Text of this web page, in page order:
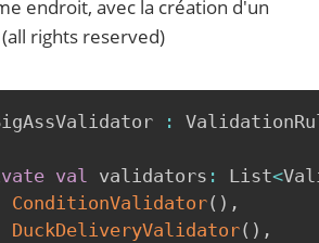
endroit, avec la création d'un
(all rights reserved)
:
val validators : List<
ConditionValidator( ) ,
DuckDeliveryValidator( ) ,